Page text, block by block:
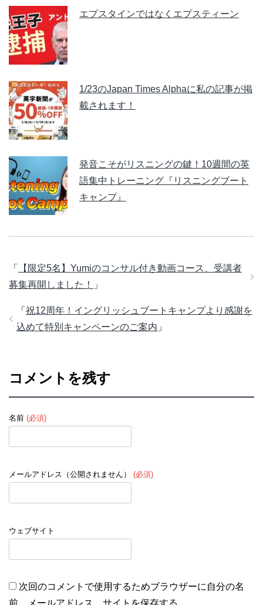
エプスタインではなくエプスティーン
1/23のJapan Times Alphaに私の記事が掲
載されます！
発音こそがリスニングの鍵！10週間の英
語集中トレーニング『リスニングブート
キャンプ』
「
【限定5名】Yumiのコンサル付き動画コース、受講者
募集再開しました！
」
「 祝12周年！イングリッシュブートキャンプより感謝を
込めて特別キャンペーンのご案内 」
コメントを残す
名前 (必須)
メールアドレス（公開されません） (必須)
ウェブサイト
次回のコメントで使用するためブラウザーに自分の名
前、メールアドレス、サイトを保存する。